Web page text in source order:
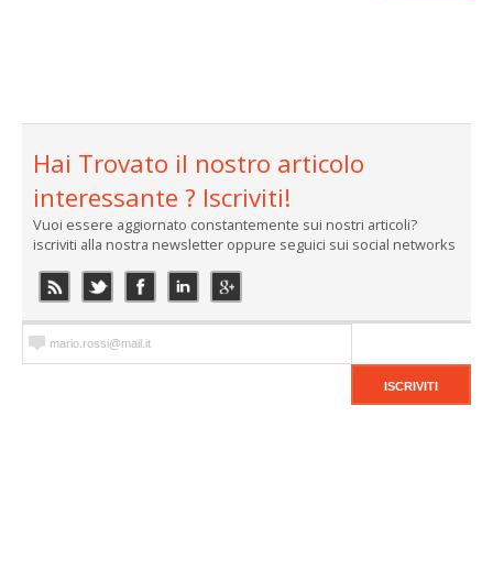
Hai Trovato il nostro articolo
interessante ? Iscriviti!
Vuoi essere aggiornato constantemente sui nostri articoli?
iscriviti alla nostra newsletter oppure seguici sui social networks